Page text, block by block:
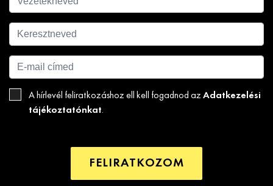
A hírlevél feliratkozáshoz ell kell fogadnod az Adatkezelési
tájékoztatónkat.
FELIRATKOZOM